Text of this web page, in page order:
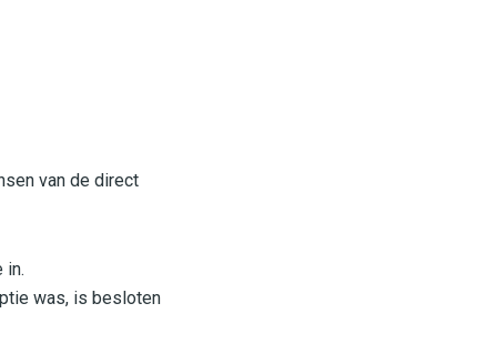
van de direct
in.
was, is besloten